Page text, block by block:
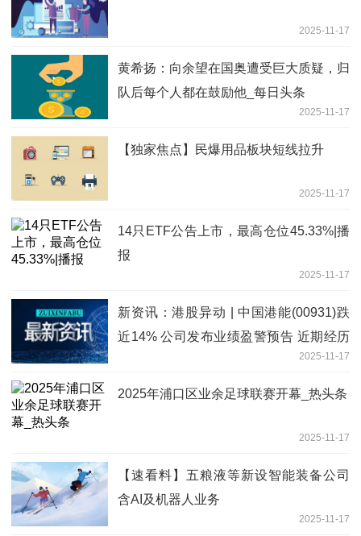
2025-11-17
黄希扬：向余望在国奥遭受巨大质疑，归
队后每个人都在鼓励他_每日头条
2025-11-17
【独家焦点】民爆用品板块短线拉升
2025-11-17
14只ETF公告上市，最高仓位45.33%|播
报
2025-11-17
新资讯：港股异动 | 中国港能(00931)跌
近14% 公司发布业绩盈警预告 近期经历
2025-11-17
2025年浦口区业余足球联赛开幕_热头条
2025-11-17
【速看料】五粮液等新设智能装备公司
含AI及机器人业务
2025-11-17